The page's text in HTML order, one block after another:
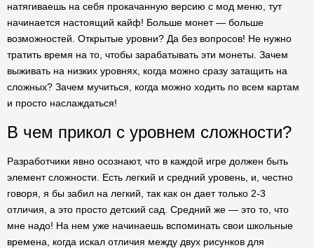
натягиваешь на себя прокачанную версию с мод меню, тут
начинается настоящий кайф! Больше монет — больше
возможностей. Открытые уровни? Да без вопросов! Не нужно
тратить время на то, чтобы зарабатывать эти монеты. Зачем
выживать на низких уровнях, когда можно сразу затащить на
сложных? Зачем мучиться, когда можно ходить по всем картам
и просто наслаждаться!
В чем прикол с уровнем сложности?
Разработчики явно осознают, что в каждой игре должен быть
элемент сложности. Есть легкий и средний уровень, и, честно
говоря, я бы забил на легкий, так как он дает только 2-3
отличия, а это просто детский сад. Средний же — это то, что
мне надо! На нем уже начинаешь вспоминать свои школьные
времена, когда искал отличия между двух рисунков для